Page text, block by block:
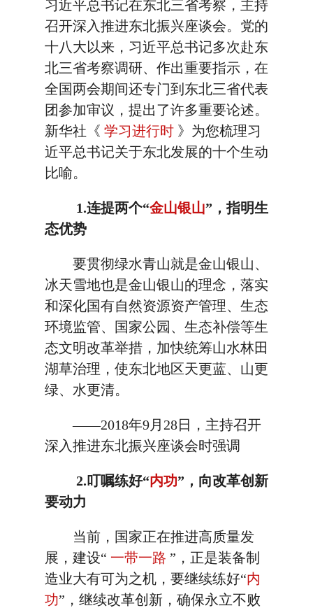
习近平总书记在东北三省考察，主持
召开深入推进东北振兴座谈会。党的
十八大以来，习近平总书记多次赴东
北三省考察调研、作出重要指示，在
全国两会期间还专门到东北三省代表
团参加审议，提出了许多重要论述。
新华社《 学习进行时 》为您梳理习
近平总书记关于东北发展的十个生动
比喻。
1.连提两个“金山银山”，指明生
态优势
要贯彻绿水青山就是金山银山、
冰天雪地也是金山银山的理念，落实
和深化国有自然资源资产管理、生态
环境监管、国家公园、生态补偿等生
态文明改革举措，加快统筹山水林田
湖草治理，使东北地区天更蓝、山更
绿、水更清。
——2018年9月28日，主持召开
深入推进东北振兴座谈会时强调
2.叮嘱练好“内功”，向改革创新
要动力
当前，国家正在推进高质量发
展，建设“ 一带一路 ”，正是装备制
造业大有可为之机，要继续练好“内
功”，继续改革创新，确保永立不败